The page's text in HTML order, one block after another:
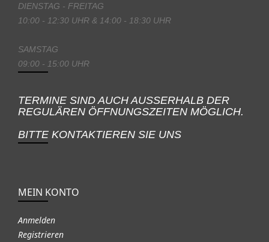
DIENSTAG - FREITAG
10:00 - 12:30 UHR & 14:00 - 18:30 UHR
SAMSTAG
09:00 - 15:00 UHR
TERMINE SIND AUCH AUSSERHALB DER
REGULÄREN ÖFFNUNGSZEITEN MÖGLICH.
BITTE KONTAKTIEREN SIE UNS
MEIN KONTO
Anmelden
Registrieren